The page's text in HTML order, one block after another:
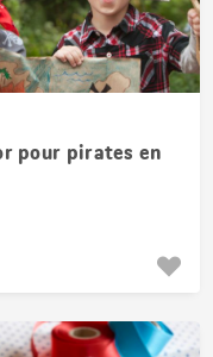
pour pirates en